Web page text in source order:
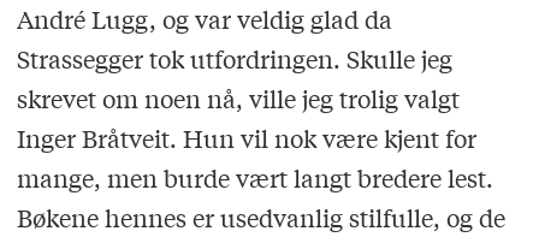
André Lugg, og var veldig glad da
Strassegger tok utfordringen. Skulle jeg
skrevet om noen nå, ville jeg trolig valgt
Inger Bråtveit. Hun vil nok være kjent for
mange, men burde vært langt bredere lest.
Bøkene hennes er usedvanlig stilfulle, og de